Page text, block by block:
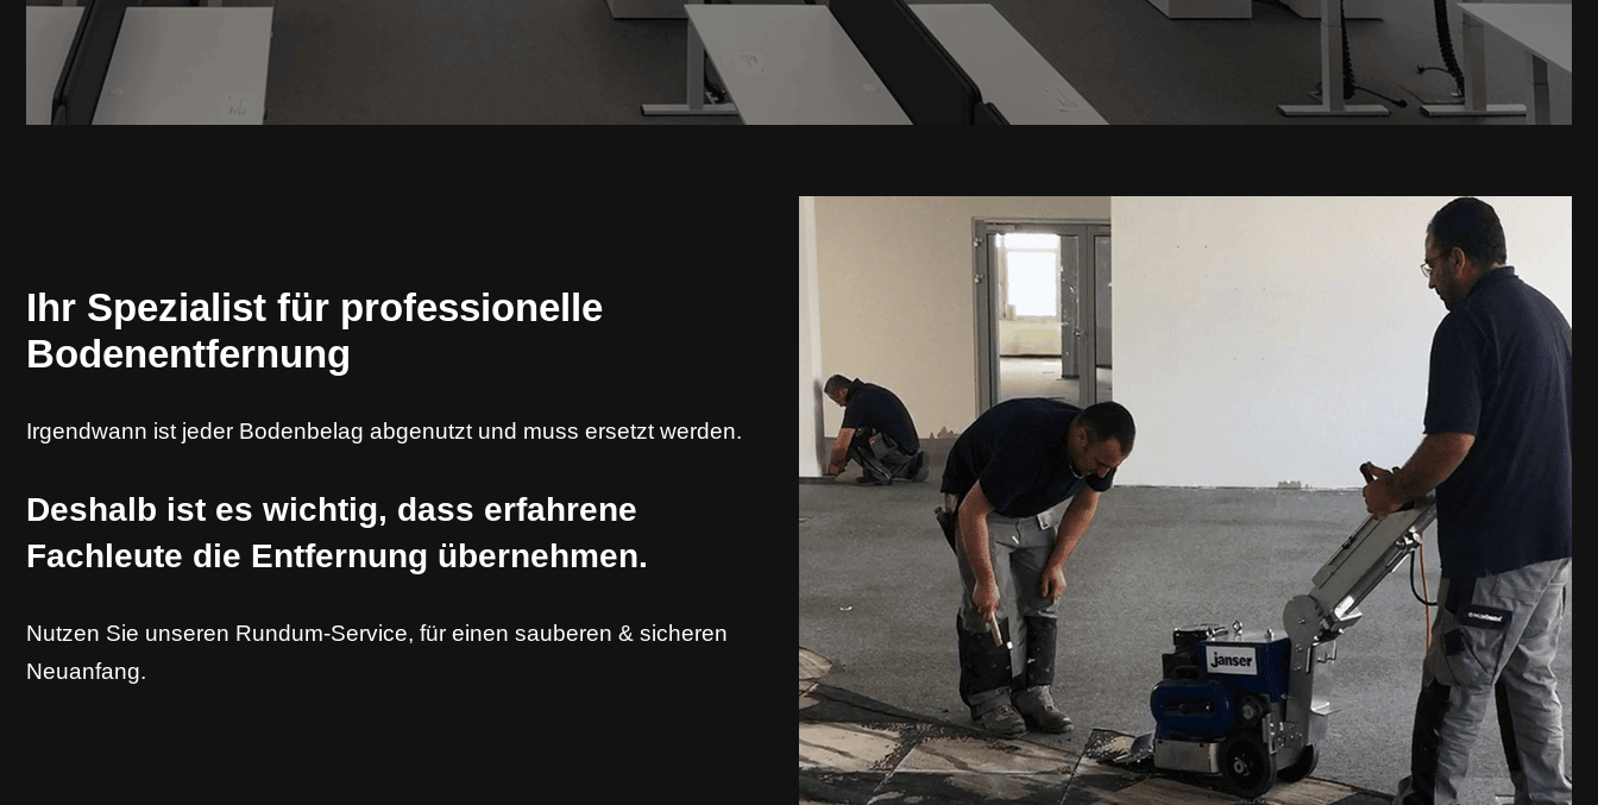
Ihr Spezialist für professionelle
Bodenentfernung
Irgendwann ist jeder Bodenbelag abgenutzt und muss ersetzt werden.
Deshalb ist es wichtig, dass erfahrene
Fachleute die Entfernung übernehmen.
Nutzen Sie unseren Rundum-Service, für einen sauberen & sicheren
Neuanfang.